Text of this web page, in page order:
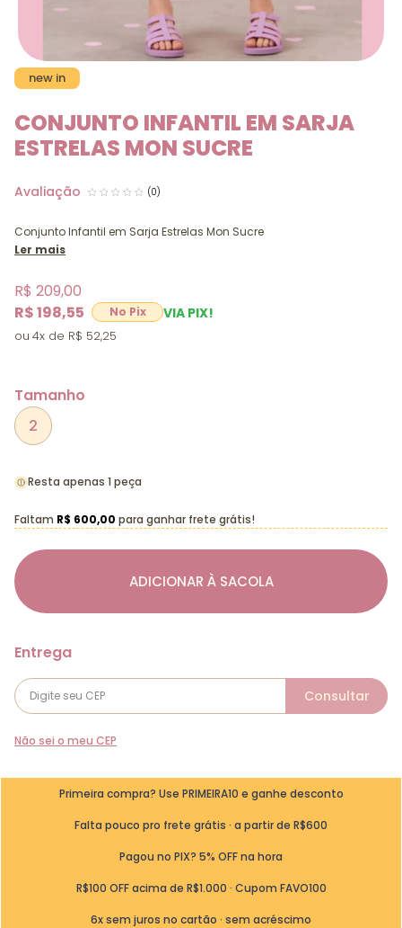
new in
CONJUNTO INFANTIL EM SARJA
ESTRELAS MON SUCRE
(0)
Conjunto Infantil em Sarja Estrelas Mon Sucre
Ler mais
R$ 198,55 VIA PIX!
R$ 209,00
4x R$ 52,25
Tamanho
2
ADICIONAR À SACOLA
Resta apenas 1 peça
Faltam R$ 600,00 para ganhar frete grátis!
Não sei o meu CEP
Primeira compra? Use PRIMEIRA10 e ganhe desconto
Falta pouco pro frete grátis · a partir de R$600
Pagou no PIX? 5% OFF na hora
R$100 OFF acima de R$1.000 · Cupom FAVO100
6x sem juros no cartão · sem acréscimo